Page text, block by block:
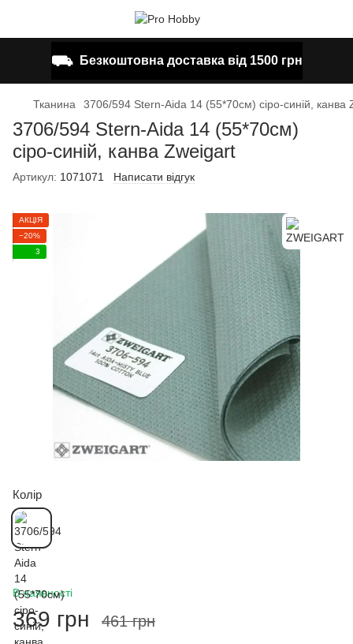
⛟ Безкоштовна доставка від 1500 грн
Тканина 3706/594 Stern-Aida 14 (55*70см) сіро-синій, канва
3706/594 Stern-Aida 14 (55*70см)
сіро-синій, канва Zweigart
Артикул: 1071071 Написати відгук
АКЦІЯ
−20%
3
Колір
В наявності
369 грн 461 грн